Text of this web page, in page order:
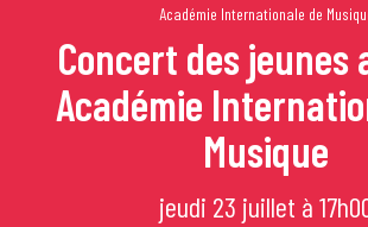
La programmation
Les grands
Les Masterclasses
Académie Internationale de
Concert des jeunes
Académie
Musique
jeudi 23 juillet à